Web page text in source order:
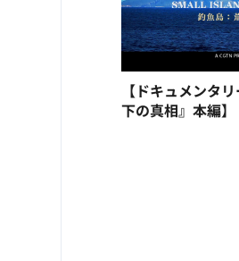
【ドキュメンタ
下の真相』本編】